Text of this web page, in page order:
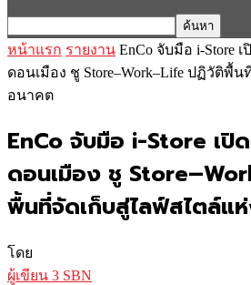
หน้าแรก รายงาน EnCo จับมือ i-Store
ดอนเมือง ชู Store–Work–Life ปฏิวัติพื้
อนาคต
EnCo จับมือ i-Store เปิด
ดอนเมือง ชู
พื้นที่จัดเก็บสู่ไลฟ์สไตล์แ
โดย
ผู้เขียน 3 SBN